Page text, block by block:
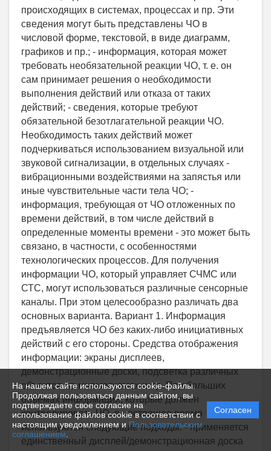
На нашем сайте используются cookie-файлы.
Продолжая пользоваться данным сайтом, вы
подтверждаете свое согласие на
использование файлов cookie в соответствии с
настоящим уведомлением иПользовательским
соглашением
Согласен